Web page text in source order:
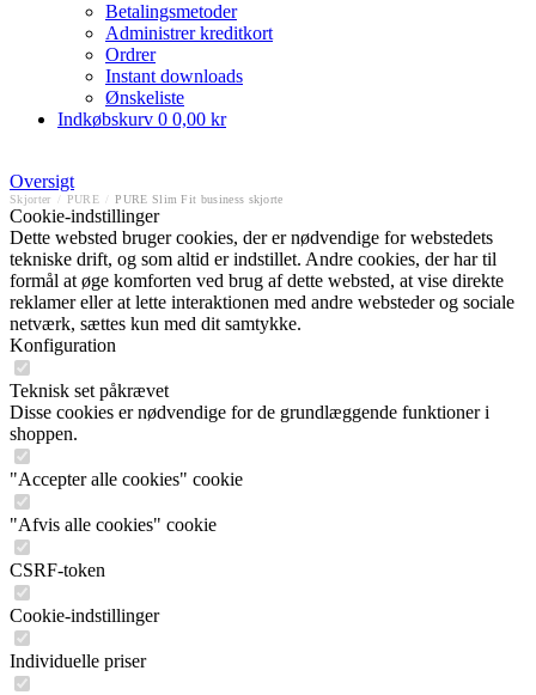
Betalingsmetoder
Administrer kreditkort
Ordrer
Instant downloads
Ønskeliste
Indkøbskurv 0 0,00 kr
Oversigt
Skjorter PURE PURE Slim Fit business skjorte
Cookie-indstillinger
Dette websted bruger cookies, der er nødvendige for webstedets
tekniske drift, og som altid er indstillet. Andre cookies, der har til
formål at øge komforten ved brug af dette websted, at vise direkte
reklamer eller at lette interaktionen med andre websteder og sociale
netværk, sættes kun med dit samtykke.
Konfiguration
Teknisk set påkrævet
Disse cookies er nødvendige for de grundlæggende funktioner i
shoppen.
"Accepter alle cookies" cookie
"Afvis alle cookies" cookie
CSRF-token
Cookie-indstillinger
Individuelle priser